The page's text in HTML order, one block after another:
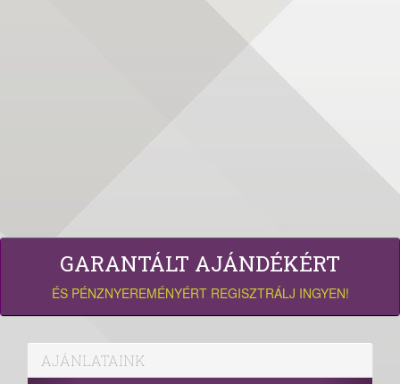
GARANTÁLT AJÁNDÉKÉRT
ÉS PÉNZNYEREMÉNYÉRT REGISZTRÁLJ INGYEN!
AJÁNLATAINK